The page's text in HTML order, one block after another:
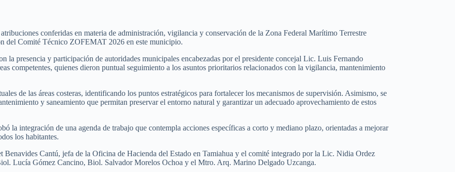
conferidas en materia de administración, vigilancia y conservación de la Zona Federal Marítimo Terrestre
del Comité Técnico ZOFEMAT 2026 en este municipio.
la presencia y participación de autoridades municipales encabezadas por el presidente concejal Lic. Luis Fernando
competentes, quienes dieron puntual seguimiento a los asuntos prioritarios relacionados con la vigilancia, mantenimiento
de las áreas costeras, identificando los puntos estratégicos para fortalecer los mecanismos de supervisión. Asimismo, se
y saneamiento que permitan preservar el entorno natural y garantizar un adecuado aprovechamiento de estos
la integración de una agenda de trabajo que contempla acciones específicas a corto y mediano plazo, orientadas a mejorar
los habitantes.
Benavides Cantú, jefa de la Oficina de Hacienda del Estado en Tamiahua y el comité integrado por la Lic. Nidia Ordez
Lucía Gómez Cancino, Biol. Salvador Morelos Ochoa y el Mtro. Arq. Marino Delgado Uzcanga.